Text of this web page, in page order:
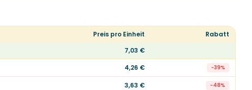
Preis pro Einheit
Rabatt
7,03 €
4,26 € -39%
3,63 € -48%